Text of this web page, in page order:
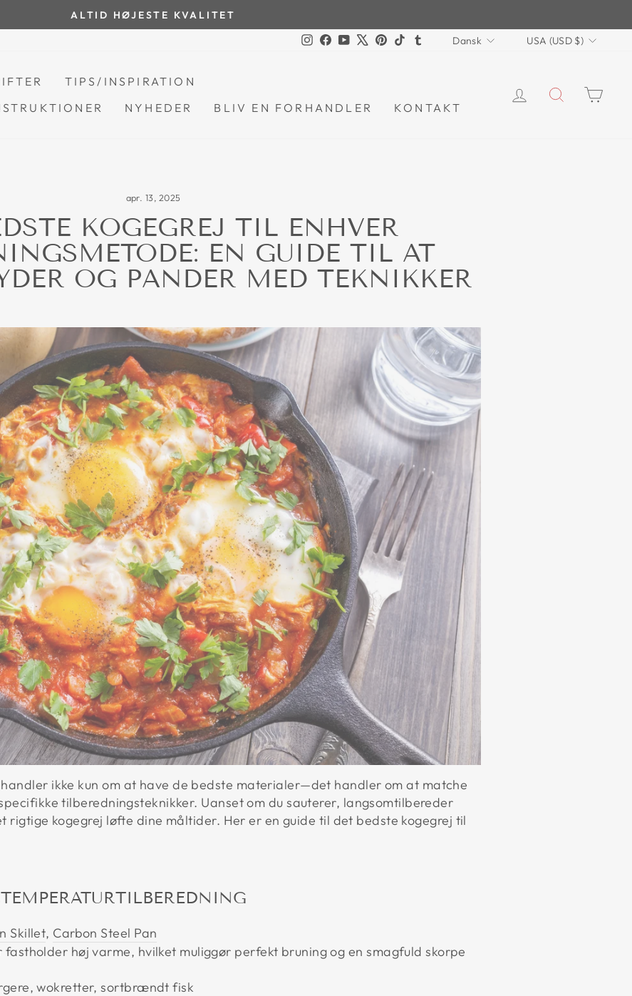
Pause
ALTID HØJESTE KVALITET
Instagram
Facebook
YouTubePinterest
TikTokTumblrSPROG
Dansk VALUTA
USA (USD $)
TIPS/INSPIRATION
NYHEDER BLIV EN FORHANDLER KONTAKT
LOG IND
SØG
apr. 13, 2025
KOGEGREJ TIL ENHVER
EN GUIDE TIL AT
OG PANDER MED TEKNIKKER
ikke kun om at have de bedste materialer—det handler om at matche
tilberedningsteknikker. Uanset om du sauterer, langsomtilbereder
rigtige kogegrej løfte dine måltider. Her er en guide til det bedste kogegrej til
Skillet, Carbon Steel Pan
fastholder høj varme, hvilket muliggør perfekt bruning og en smagfuld skorpe
wokretter, sortbrændt fisk